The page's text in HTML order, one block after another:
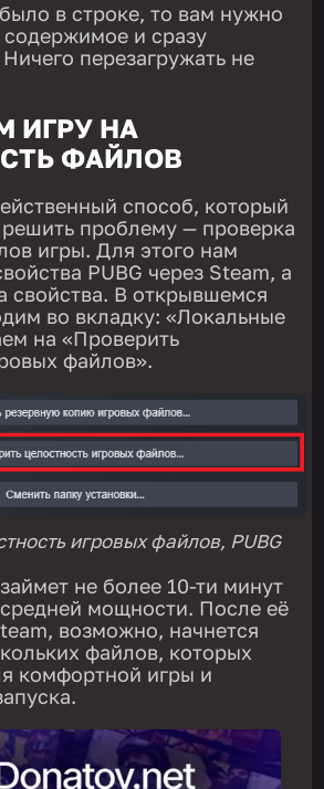
в строке, то вам нужно
содержимое и сразу
Ничего перезагружать не
ИГРУ НА
ФАЙЛОВ
способ, который
проблему — проверка
игры. Для этого нам
PUBG через Steam, а
свойства. В открывшемся
во вкладку: «Локальные
на «Проверить
файлов».
игровых файлов, PUBG
не более 10-ти минут
мощности. После её
возможно, начнется
файлов, которых
комфортной игры и